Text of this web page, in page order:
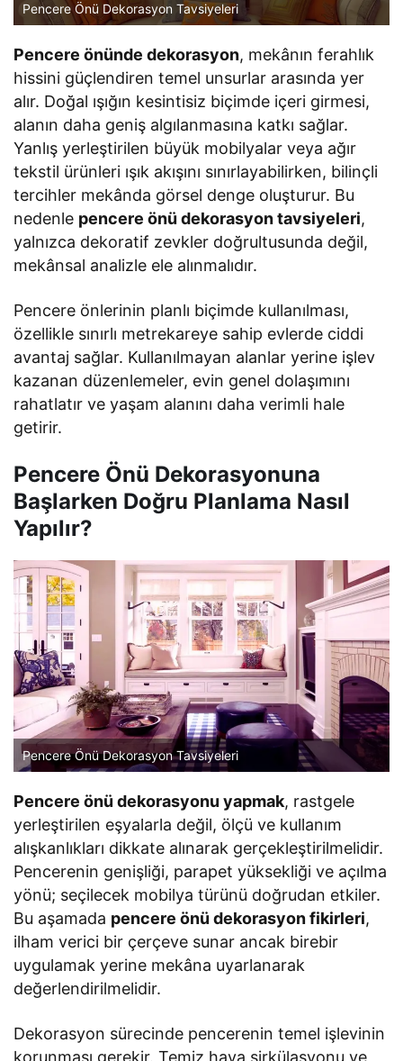
Pencere Önü Dekorasyon Tavsiyeleri
Pencere önünde dekorasyon, mekânın ferahlık
hissini güçlendiren temel unsurlar arasında yer
alır. Doğal ışığın kesintisiz biçimde içeri girmesi,
alanın daha geniş algılanmasına katkı sağlar.
Yanlış yerleştirilen büyük mobilyalar veya ağır
tekstil ürünleri ışık akışını sınırlayabilirken, bilinçli
tercihler mekânda görsel denge oluşturur. Bu
nedenle pencere önü dekorasyon tavsiyeleri,
yalnızca dekoratif zevkler doğrultusunda değil,
mekânsal analizle ele alınmalıdır.
Pencere önlerinin planlı biçimde kullanılması,
özellikle sınırlı metrekareye sahip evlerde ciddi
avantaj sağlar. Kullanılmayan alanlar yerine işlev
kazanan düzenlemeler, evin genel dolaşımını
rahatlatır ve yaşam alanını daha verimli hale
getirir.
Pencere Önü Dekorasyonuna
Başlarken Doğru Planlama Nasıl
Yapılır?
Pencere Önü Dekorasyon Tavsiyeleri
Pencere önü dekorasyonu yapmak, rastgele
yerleştirilen eşyalarla değil, ölçü ve kullanım
alışkanlıkları dikkate alınarak gerçekleştirilmelidir.
Pencerenin genişliği, parapet yüksekliği ve açılma
yönü; seçilecek mobilya türünü doğrudan etkiler.
Bu aşamada pencere önü dekorasyon fikirleri,
ilham verici bir çerçeve sunar ancak birebir
uygulamak yerine mekâna uyarlanarak
değerlendirilmelidir.
Dekorasyon sürecinde pencerenin temel işlevinin
korunması gerekir. Temiz hava sirkülasyonu ve